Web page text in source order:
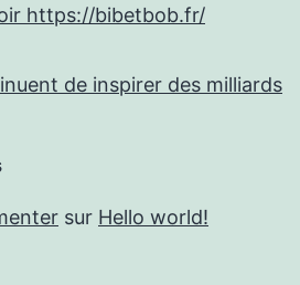
https://bibetbob.fr/
de inspirer des milliards
sur Hello world!